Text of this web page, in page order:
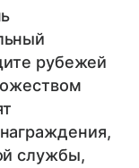
рубежей
службы,